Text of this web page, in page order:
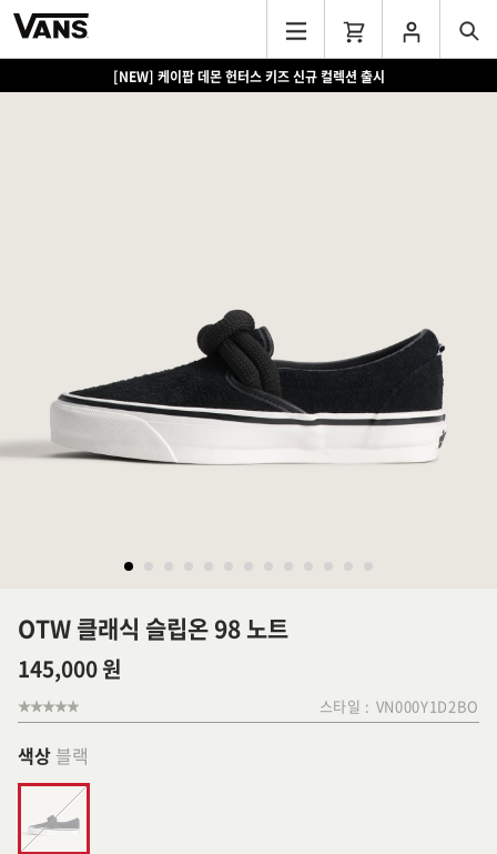
[NEW] 케이팝 데몬 헌터스 키즈 신규 컬렉션 출시
OTW 클래식 슬립온 98 노트
145,000 원
스타일 : VN000Y1D2BO
색상 블랙